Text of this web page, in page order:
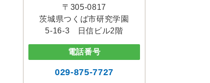
〒305-0817
茨城県つくば市研究学園
5-16-3 日信ビル2階
電話番号
029-875-7727